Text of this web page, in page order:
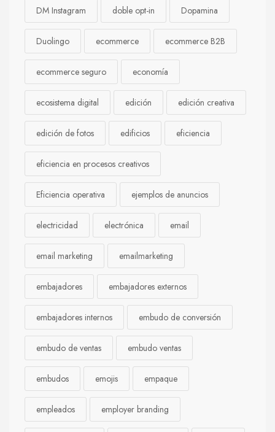
DM Instagram doble opt-in Dopamina
Duolingo ecommerce ecommerce B2B
ecommerce seguro economía
ecosistema digital edición edición creativa
edición de fotos edificios eficiencia
eficiencia en procesos creativos
Eficiencia operativa ejemplos de anuncios
electricidad electrónica email
email marketing emailmarketing
embajadores embajadores externos
embajadores internos embudo de conversión
embudo de ventas embudo ventas
embudos emojis empaque
empleados employer branding